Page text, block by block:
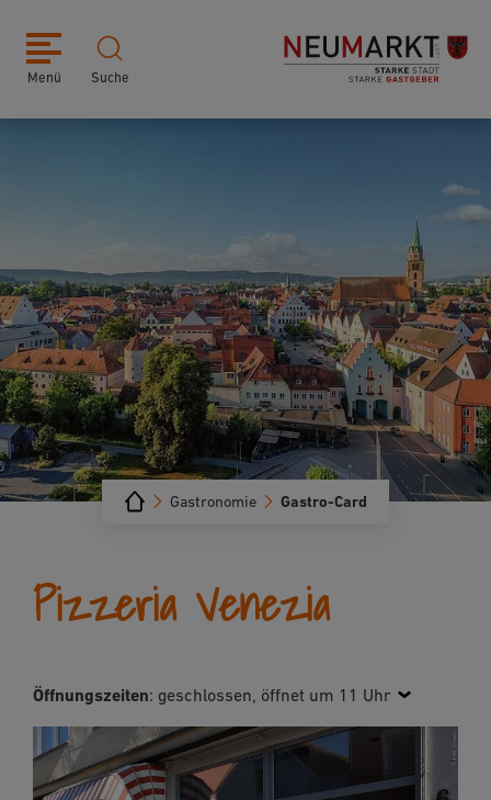
Menü Suche
Gastro-Card
Gastronomie
Pizzeria Venezia
Öffnungszeiten: geschlossen, öffnet um 11 Uhr